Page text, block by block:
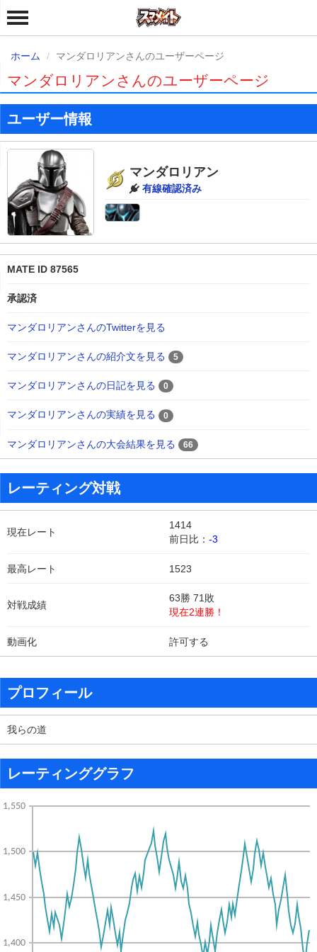
ホーム マンダロリアンさんのユーザーページ
マンダロリアンさんのユーザーページ
ユーザー情報
マンダロリアン
有線確認済み
MATE ID 87565
承認済
マンダロリアンさんのTwitterを見る
マンダロリアンさんの紹介文を見る 5
マンダロリアンさんの日記を見る 0
マンダロリアンさんの実績を見る 0
マンダロリアンさんの大会結果を見る 66
レーティング対戦
現在レート
1414
前日比： -3
最高レート 1523
対戦成績
63勝 71敗
現在2連勝！
動画化 許可する
プロフィール
我らの道
レーティンググラフ